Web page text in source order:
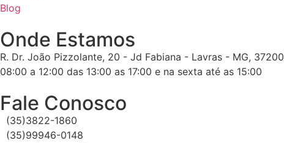
Blog
Onde Estamos
R. Dr. João Pizzolante, 20 - Jd Fabiana - Lavras - MG,
08:00 a 12:00 das 13:00 as 17:00 e na sexta até as 15:00
Fale Conosco
(35)3822-1860
(35)99946-0148